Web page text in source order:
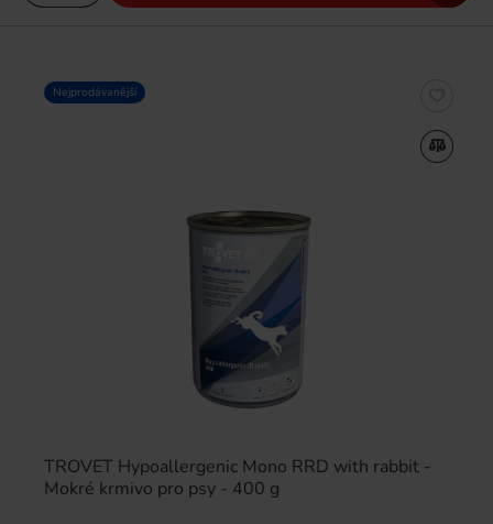
TROVET Hypoallergenic Mono RRD with rabbit -
Mokré krmivo pro psy - 400 g
Nejprodávanější